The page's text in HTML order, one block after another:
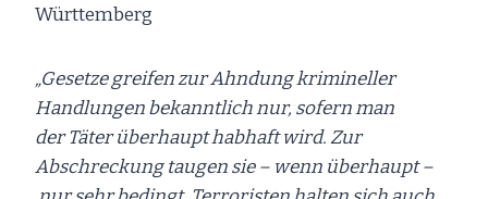
Württemberg
„Gesetze greifen zur Ahndung krimineller
Handlungen bekanntlich nur, sofern man
der Täter überhaupt habhaft wird. Zur
Abschreckung taugen sie – wenn überhaupt –